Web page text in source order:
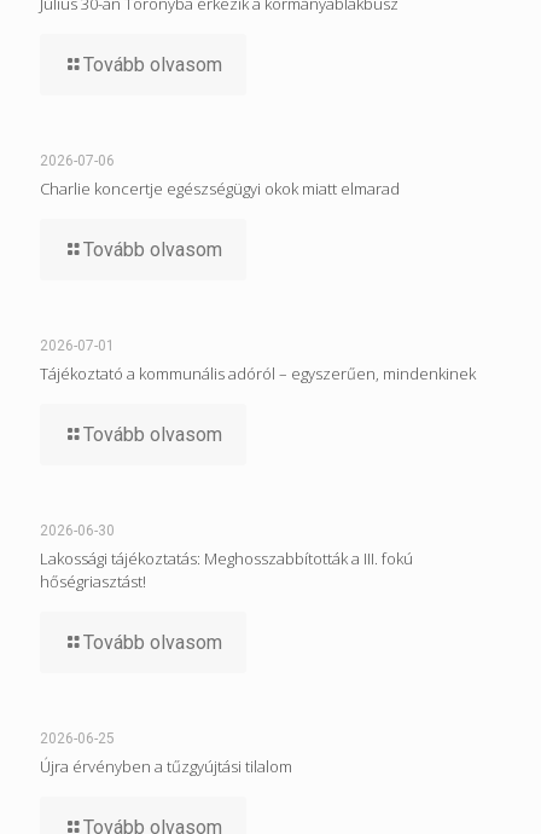
Tovább olvasom
2026-07-06
Charlie koncertje egészségügyi okok miatt elmarad
Tovább olvasom
2026-07-01
Tájékoztató a kommunális adóról – egyszerűen, mindenkinek
Tovább olvasom
2026-06-30
Lakossági tájékoztatás: Meghosszabbították a III. fokú
hőségriasztást!
Tovább olvasom
2026-06-25
Újra érvényben a tűzgyújtási tilalom
Tovább olvasom